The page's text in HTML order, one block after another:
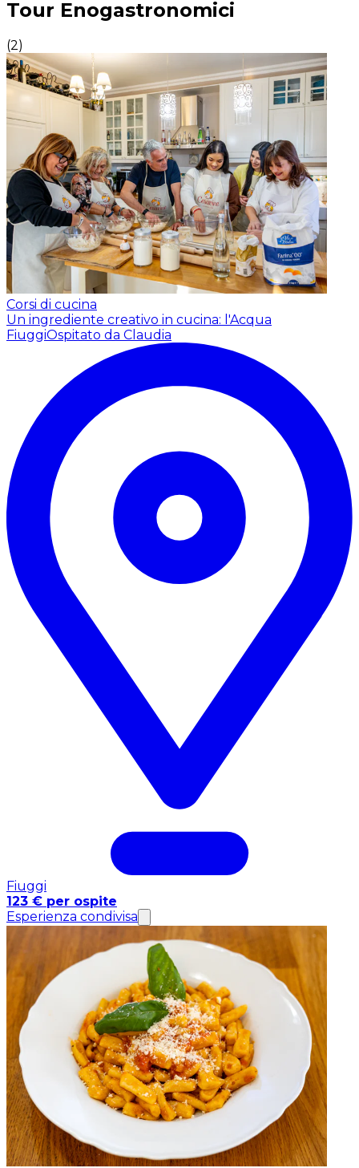
Tour Enogastronomici
(2)
Corsi di cucina
Un ingrediente creativo in cucina: l'Acqua
FiuggiOspitato da Claudia
Fiuggi
123 € per ospite
Esperienza condivisa